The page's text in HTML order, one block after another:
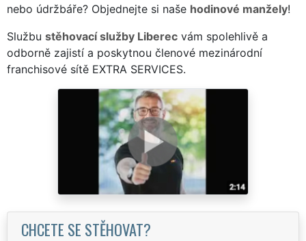
nebo údržbáře? Objednejte si naše hodinové manžely!
Službu stěhovací služby Liberec vám spolehlivě a
odborně zajistí a poskytnou členové mezinárodní
franchisové sítě EXTRA SERVICES.
CHCETE SE STĚHOVAT?